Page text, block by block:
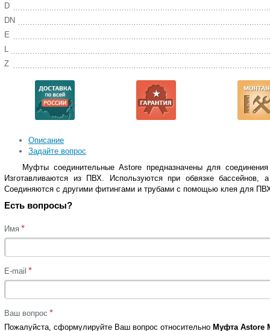
D
DN
E
Z
Описание
Задайте вопрос
Муфты соединительные Astore предназначены для
Изготавливаются из ПВХ. Используются при обвязке
Соединяются с другими фитингами и трубами с помощью клея для
Есть вопросы?
Имя *
E-mail *
Ваш вопрос *
Пожалуйста, сформулируйте Ваш вопрос относительно Муфта Astore